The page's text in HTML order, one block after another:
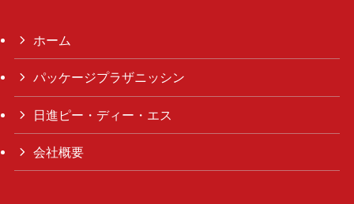
ホーム
パッケージプラザニッシン
日進ピー・ディー・エス
会社概要